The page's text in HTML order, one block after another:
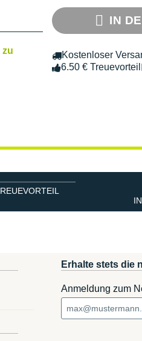
IN
Kostenloser
6.50 € Treuevorteil
zu
Erhalte stets die
Anmeldung zum